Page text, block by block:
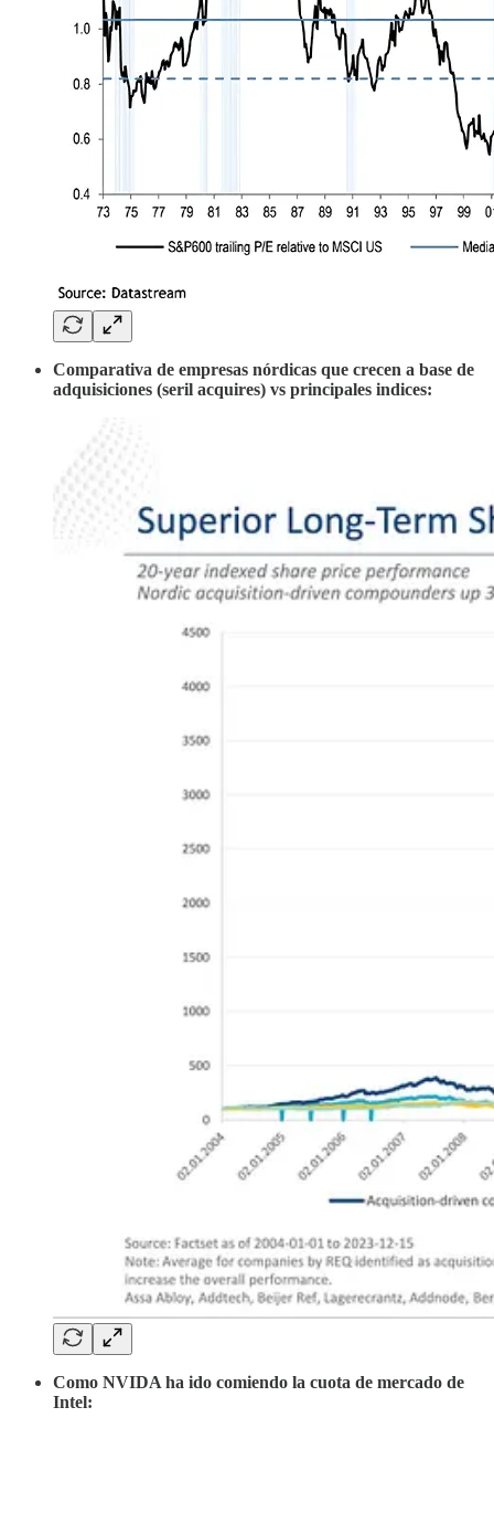
Comparativa de empresas nórdicas que crecen a base de
adquisiciones (seril acquires) vs principales indices:
Como NVIDA ha ido comiendo la cuota de mercado de
Intel: